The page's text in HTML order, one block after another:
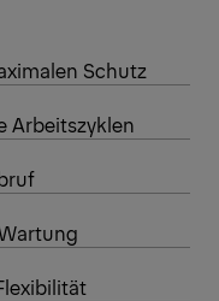
Schutz
Arbeitszyklen